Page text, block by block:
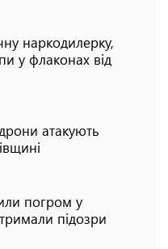
наркодилерку,
у флаконах від
атакують
погром у
підозри